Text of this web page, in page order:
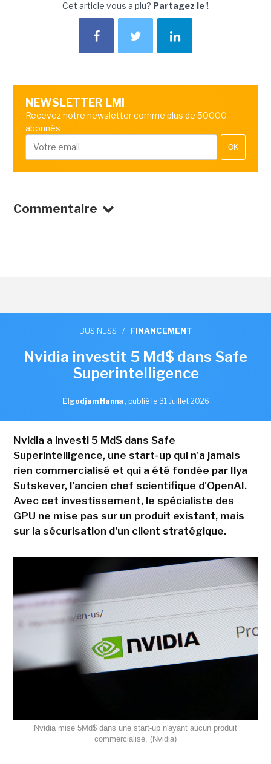
Cet article vous a plu? Partagez le !
NEWSLETTER LMI
Recevez notre newsletter comme plus de 50000
abonnés
OK
Commentaire
BUSINESS / FINANCEMENT
Nvidia investit 5 Md$ dans Safe
Superintelligence
Elgodjam Hanna , publié le 31 Juillet 2026
Nvidia a investi 5 Md$ dans Safe
Superintelligence, une start-up qui n'a jamais
rien commercialisé et qui a été fondée par Ilya
Sutskever, l'ancien chef scientifique d'OpenAI.
Avec cet investissement, le spécialiste des
GPU ne mise pas sur un produit existant, mais
sur la sécurisation d'un client stratégique.
Nvidia mise 5Md$ dans une start-up n'ayant aucun produit
commercialisé. (Nvidia)